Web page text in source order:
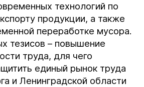
технологий по
продукции, а также
переработке мусора.
тезисов – повышение
труда, для чего
единый рынок труда
и Ленинградской области